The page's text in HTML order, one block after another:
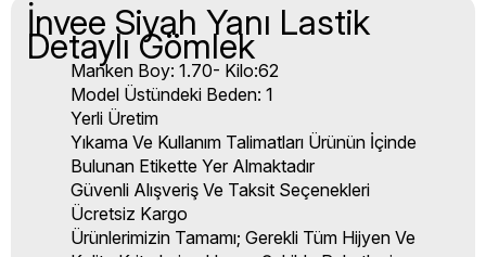
İnvee Siyah Yanı Lastik
Detaylı Gömlek
Manken Boy: 1.70- Kilo:62
Model Üstündeki Beden: 1
Yerli Üretim
Yıkama Ve Kullanım Talimatları Ürünün İçinde
Bulunan Etikette Yer Almaktadır
Güvenli Alışveriş Ve Taksit Seçenekleri
Ücretsiz Kargo
Ürünlerimizin Tamamı; Gerekli Tüm Hijyen Ve